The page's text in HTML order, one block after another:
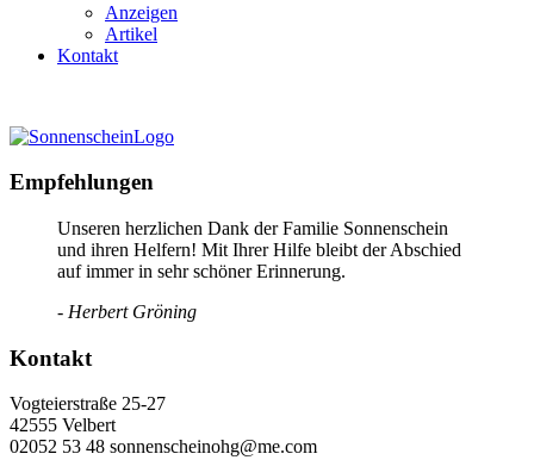
Anzeigen
Artikel
Kontakt
Empfehlungen
Unseren herzlichen Dank der Familie Sonnenschein
und ihren Helfern! Mit Ihrer Hilfe bleibt der Abschied
auf immer in sehr schöner Erinnerung.
- Herbert Gröning
Kontakt
Vogteierstraße 25-27
42555 Velbert
02052 53 48 sonnenscheinohg@me.com